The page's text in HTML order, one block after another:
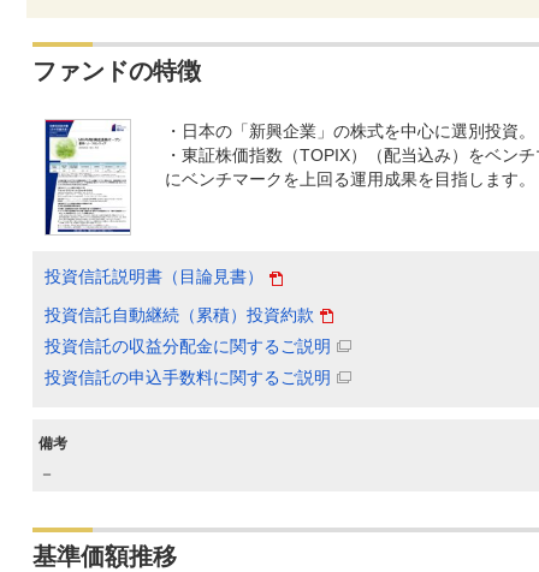
ファンドの特徴
・日本の「新興企業」の株式を中心に選別投資。
・東証株価指数（TOPIX）（配当込み）をベン
にベンチマークを上回る運用成果を目指します。
投資信託説明書（目論見書）
投資信託自動継続（累積）投資約款
投資信託の収益分配金に関するご説明
投資信託の申込手数料に関するご説明
備考
－
基準価額推移